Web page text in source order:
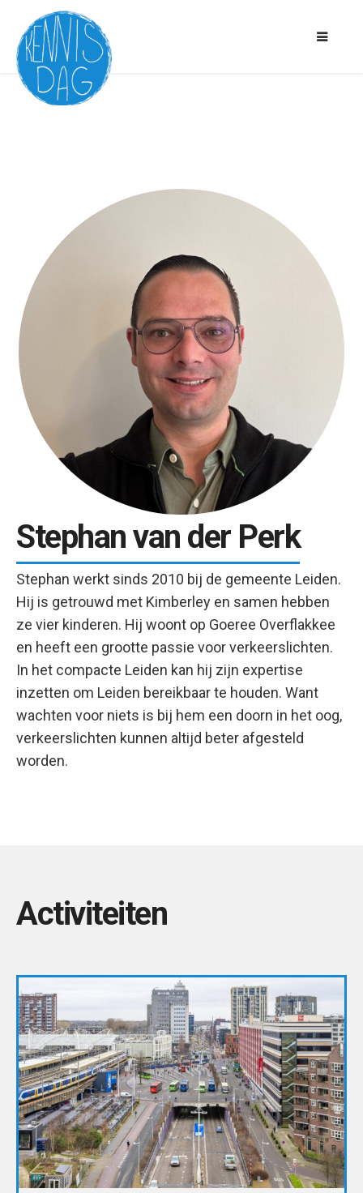
Stephan van der Perk
Stephan werkt sinds 2010 bij de gemeente Leiden.
Hij is getrouwd met Kimberley en samen hebben
ze vier kinderen. Hij woont op Goeree Overflakkee
en heeft een grootte passie voor verkeerslichten.
In het compacte Leiden kan hij zijn expertise
inzetten om Leiden bereikbaar te houden. Want
wachten voor niets is bij hem een doorn in het oog,
verkeerslichten kunnen altijd beter afgesteld
worden.
Activiteiten